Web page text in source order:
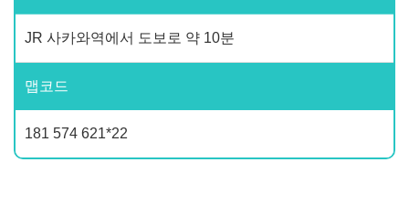
JR 사카와역에서 도보로 약 10분
맵코드
181 574 621*22